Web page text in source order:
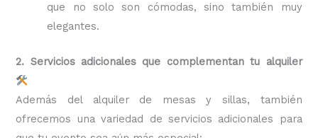
que no solo son cómodas, sino también muy
elegantes.
2. Servicios adicionales que complementan tu alquiler
Además del alquiler de mesas y sillas, también
ofrecemos una variedad de servicios adicionales para